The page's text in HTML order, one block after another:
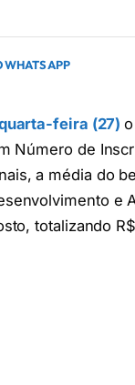
WHATSAPP
feira (27)
Número de
a média do
e
totalizando